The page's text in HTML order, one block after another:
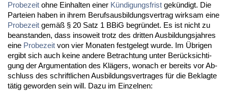
Pro­be­zeit oh­ne Ein­hal­ten ei­ner Kündi­gungs­frist gekündigt. Die
Par­tei­en ha­ben in ih­rem Be­rufs­aus­bil­dungs­ver­trag wirk­sam ei­ne
Pro­be­zeit gemäß § 20 Satz 1 BBiG be­gründet. Es ist nicht zu
be­an­stan­den, dass in­so­weit trotz des drit­ten Aus­bil­dungs­jah­res
ei­ne Pro­be­zeit von vier Mo­na­ten fest­ge­legt wur­de. Im Übri­gen
er­gibt sich auch kei­ne an­de­re Be­trach­tung un­ter Berück­sich­ti­
gung der Ar­gu­men­ta­ti­on des Klägers, wo­nach er be­reits vor Ab­
schluss des schrift­li­chen Aus­bil­dungs­ver­tra­ges für die Be­klag­te
tätig ge­wor­den sein will. Da­zu im Ein­zel­nen: